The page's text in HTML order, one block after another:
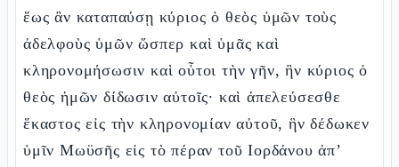
ἕως ἂν καταπαύσῃ κύριος ὁ θεὸς ὑμῶν τοὺς
ἀδελφοὺς ὑμῶν ὥσπερ καὶ ὑμᾶς καὶ
κληρονομήσωσιν καὶ οὗτοι τὴν γῆν, ἣν κύριος ὁ
θεὸς ἡμῶν δίδωσιν αὐτοῖς· καὶ ἀπελεύσεσθε
ἕκαστος εἰς τὴν κληρονομίαν αὐτοῦ, ἣν δέδωκεν
ὑμῖν Μωϋσῆς εἰς τὸ πέραν τοῦ Ιορδάνου ἀπ’